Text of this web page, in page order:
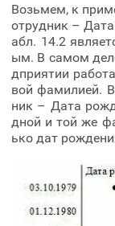
Возьмем, к
отрудник –
абл. 14.2
ым. В самом
дприятии
вой фамилией.
ник – Дата
дной и той же
ько дат